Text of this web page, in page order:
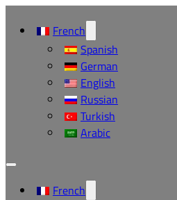
French
Spanish
German
English
Russian
Turkish
Arabic
French